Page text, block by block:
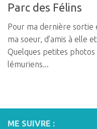
Parc des Félins
Pour ma dernière sortie
ma soeur, d’amis à elle
Quelques petites
lémuriens...
ME SUIVRE :